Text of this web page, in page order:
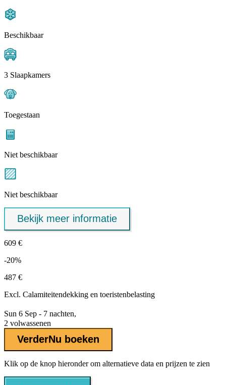
Beschikbaar
3 Slaapkamers
Toegestaan
Niet beschikbaar
Niet beschikbaar
Bekijk meer informatie
609 €
-20%
487 €
Excl. Calamiteitendekking en toeristenbelasting
Sun 6 Sep - 7 nachten,
2 volwassenen
VerderNu boeken
Klik op de knop hieronder om alternatieve data en prijzen te zien